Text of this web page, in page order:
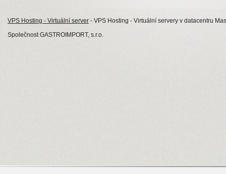
VPS Hosting - Virtuální server - VPS Hosting - Virtuální servery v datacentru
Společnost GASTROIMPORT, s.r.o.